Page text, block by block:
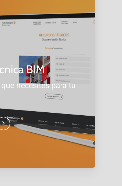
BIM
necesites para tu